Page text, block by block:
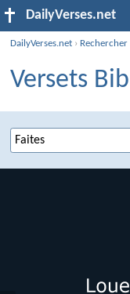
DailyVerses.net
DailyVerses.net › Rechercher
Versets